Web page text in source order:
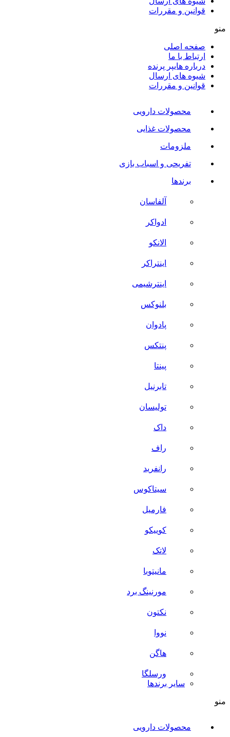
قوانین و مقررات
منو
صفحه اصلی
ارتباط با ما
درباره هایپر پرنده
شیوه های ارسال
قوانین و مقررات
محصولات دارویی
محصولات غذایی
ملزومات
تفریحی و اسباب بازی
برندها
آلفاسان
ادواکر
الانکو
اینتراکر
اینترشیمی
بلنوکس
پادوان
پنتکس
پینتا
تابرنیل
تولیسان
داک
راف
رانفرید
سیتاکوس
فارمیل
کوییکو
لاتک
مانیتوبا
مورنینگ برد
نکتون
نووا
هاگن
ورسلگا
سایر برند‌ها
منو
محصولات دارویی